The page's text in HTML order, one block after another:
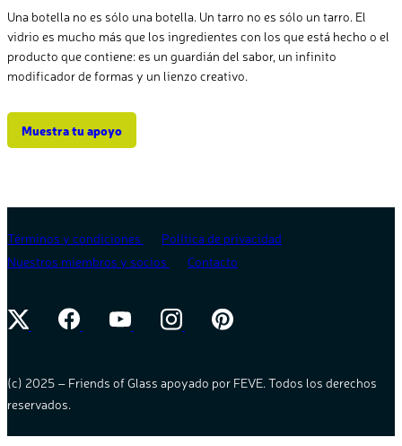
Una botella no es sólo una botella. Un tarro no es sólo un tarro. El
vidrio es mucho más que los ingredientes con los que está hecho o el
producto que contiene: es un guardián del sabor, un infinito
modificador de formas y un lienzo creativo.
Muestra tu apoyo
Términos y condiciones
Política de privacidad
Nuestros miembros y socios
Contacto
(c) 2025 – Friends of Glass apoyado por FEVE. Todos los derechos
reservados.